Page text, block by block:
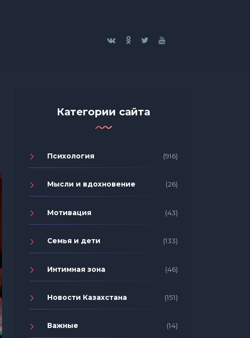
Категории сайта
Психология (916)
Мысли и вдохновение (26)
Мотивация (43)
Семья и дети (133)
Интимная зона (46)
Новости Казахстана (151)
Важные (14)